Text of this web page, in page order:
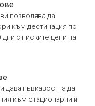
позволява да
към дестинация по
с ниските цени на
дава гъвкавостта да
към стационарни и